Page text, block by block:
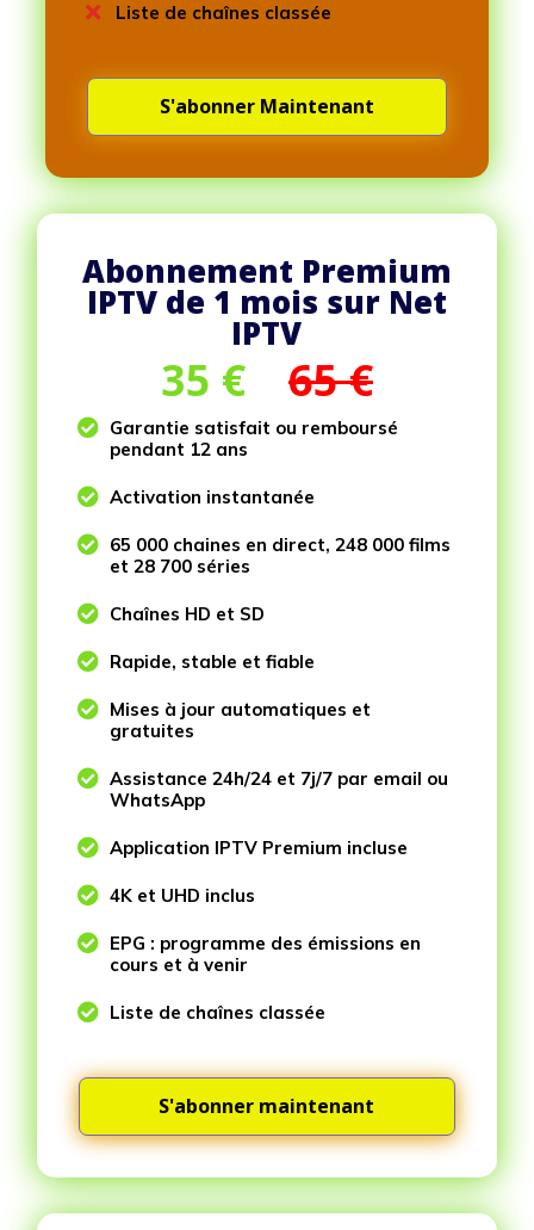
 Liste de chaînes classée
S'abonner Maintenant
Abonnement Premium
IPTV de 1 mois sur Net
IPTV
35 € 65 €
 Garantie satisfait ou remboursé
pendant 12 ans
 Activation instantanée
 65 000 chaines en direct, 248 000 films
et 28 700 séries
 Chaînes HD et SD
 Rapide, stable et fiable
 Mises à jour automatiques et
gratuites
 Assistance 24h/24 et 7j/7 par email ou
WhatsApp
 Application IPTV Premium incluse
 4K et UHD inclus
 EPG : programme des émissions en
cours et à venir
 Liste de chaînes classée
S'abonner maintenant